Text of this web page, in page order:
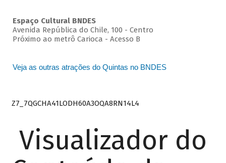
Espaço Cultural BNDES
Avenida República do Chile, 100 - Centro
Próximo ao metrô Carioca - Acesso B
Veja as outras atrações do Quintas no BNDES
Z7_7QGCHA41LODH60A3OQA8RN14L4
Visualizador do